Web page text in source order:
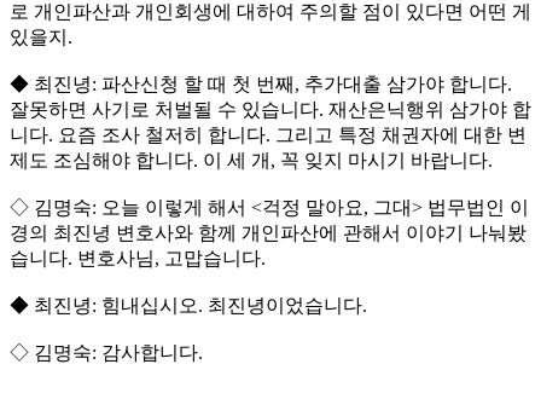
로 개인파산과 개인회생에 대하여 주의할 점이 있다면 어떤 게
있을지.
◆ 최진녕: 파산신청 할 때 첫 번째, 추가대출 삼가야 합니다.
잘못하면 사기로 처벌될 수 있습니다. 재산은닉행위 삼가야 합
니다. 요즘 조사 철저히 합니다. 그리고 특정 채권자에 대한 변
제도 조심해야 합니다. 이 세 개, 꼭 잊지 마시기 바랍니다.
◇ 김명숙: 오늘 이렇게 해서 <걱정 말아요, 그대> 법무법인 이
경의 최진녕 변호사와 함께 개인파산에 관해서 이야기 나눠봤
습니다. 변호사님, 고맙습니다.
◆ 최진녕: 힘내십시오. 최진녕이었습니다.
◇ 김명숙: 감사합니다.